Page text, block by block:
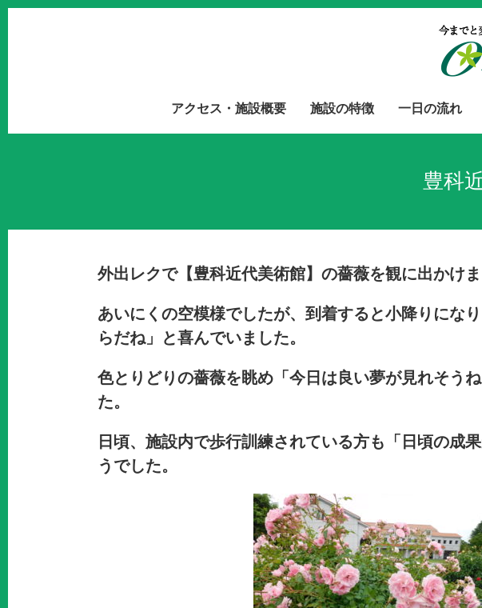
アクセス・施設概要 施設の特徴 一日の流れ
豊科
外出レクで【豊科近代美術館】の薔薇を観に出かけま
あいにくの空模様でしたが、到着すると小降りにな
らだね」と喜んでいました。
色とりどりの薔薇を眺め「今日は良い夢が見れそう
た。
日頃、施設内で歩行訓練されている方も「日頃の成
うでした。